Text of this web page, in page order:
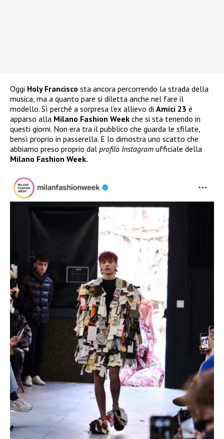
Oggi Holy Francisco sta ancora percorrendo la strada della
musica, ma a quanto pare si diletta anche nel fare il
modello. Sì perché a sorpresa l’ex allievo di Amici 23 è
apparso alla Milano Fashion Week che si sta tenendo in
questi giorni. Non era tra il pubblico che guarda le sfilate,
bensì proprio in passerella. E lo dimostra uno scatto che
abbiamo preso proprio dal profilo Instagram ufficiale della
Milano Fashion Week.